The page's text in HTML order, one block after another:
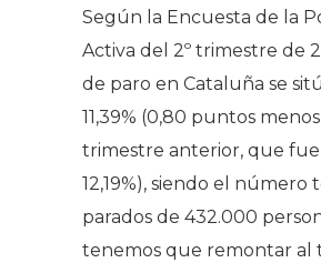
Según la Encuesta de la
Activa del 2º trimestre de
de paro en Cataluña se
11,39% (0,80 puntos
trimestre anterior, que fue
12,19%), siendo el número
parados de 432.000
tenemos que remontar al